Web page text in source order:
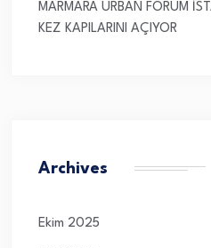
MARMARA URBAN FORUM
KEZ KAPILARINI AÇIYOR
Archives
Ekim 2025